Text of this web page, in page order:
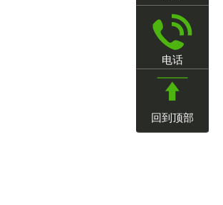
电话
回到顶部